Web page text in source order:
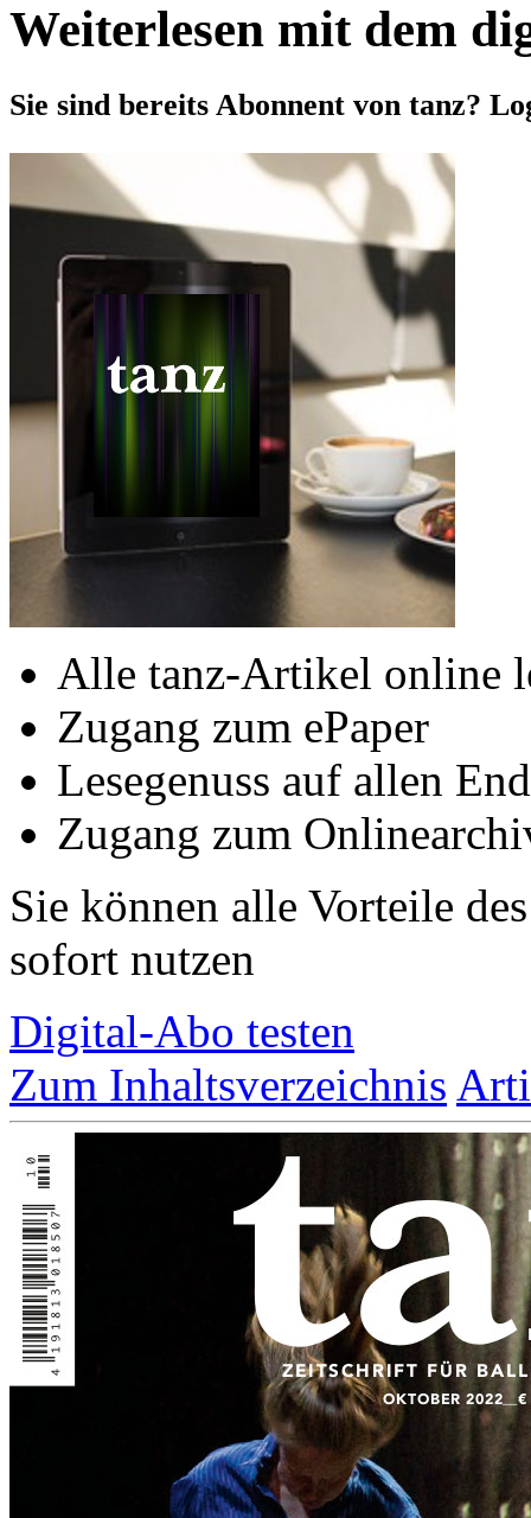
Weiterlesen mit dem
Sie sind bereits Abonnent von tanz?
Alle tanz-Artikel online
Zugang zum ePaper
Lesegenuss auf allen
Zugang zum
Sie können alle Vorteile
sofort nutzen
Digital-Abo testen
Zum Inhaltsverzeichnis